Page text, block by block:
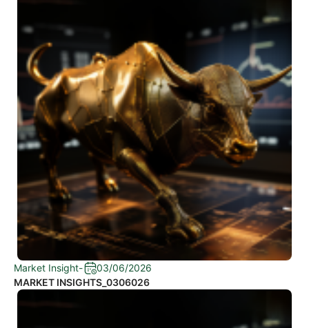
Market Insight-
03/06/2026
MARKET INSIGHTS_0306026